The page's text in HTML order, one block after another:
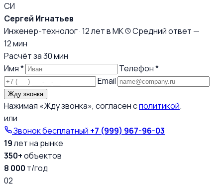
СИ
Сергей Игнатьев
Инженер-технолог · 12 лет в МК
Средний ответ —
12 мин
Расчёт за 30 мин
Имя *
Телефон *
Email
Жду звонка
Нажимая «Жду звонка», согласен сполитикой.
или
Звонок бесплатный +7 (999) 967-96-03
19лет на рынке
350+объектов
8 000 т/год
02